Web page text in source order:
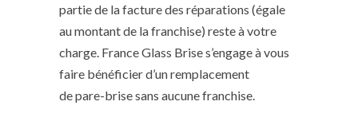
partie de la facture des réparations (égale
au montant de la franchise) reste à votre
charge. France Glass Brise s’engage à vous
faire bénéficier d’un remplacement
de pare-brise sans aucune franchise.